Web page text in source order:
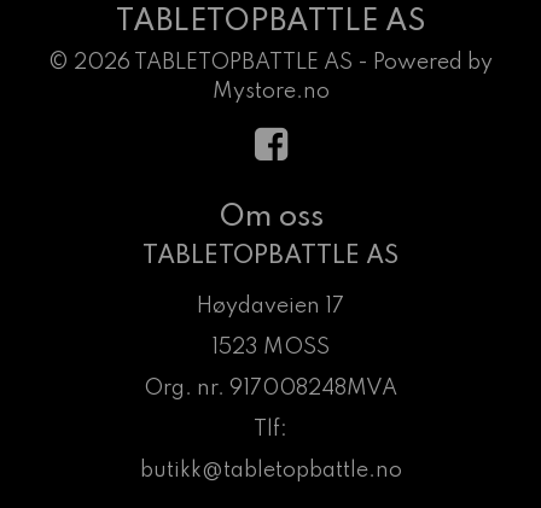
TABLETOPBATTLE AS
© 2026 TABLETOPBATTLE AS - Powered by
Mystore.no
Om oss
TABLETOPBATTLE AS
Høydaveien 17
1523 MOSS
Org. nr. 917008248MVA
Tlf:
butikk@tabletopbattle.no